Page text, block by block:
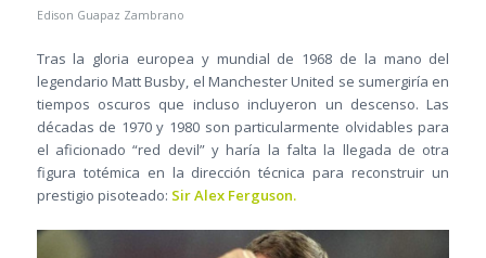
Edison Guapaz Zambrano
Tras la gloria europea y mundial de 1968 de la mano del
legendario Matt Busby, el Manchester United se sumergiría en
tiempos oscuros que incluso incluyeron un descenso. Las
décadas de 1970 y 1980 son particularmente olvidables para
el aficionado “red devil” y haría la falta la llegada de otra
figura totémica en la dirección técnica para reconstruir un
prestigio pisoteado: Sir Alex Ferguson.